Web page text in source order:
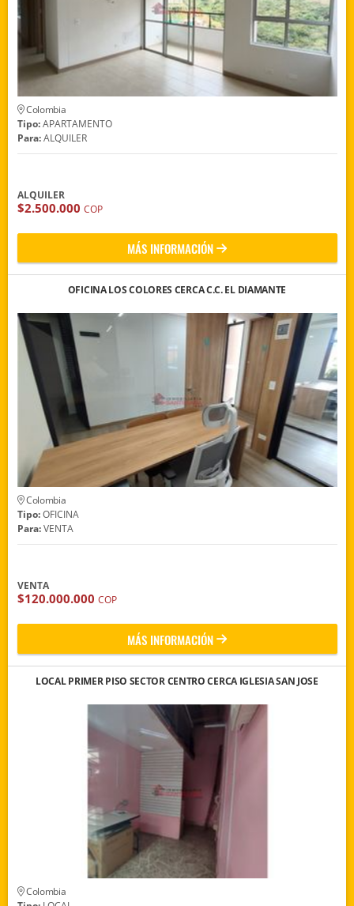
Colombia
Tipo:APARTAMENTO
Para:ALQUILER
ALQUILER
$2.500.000 COP
MÁS INFORMACIÓN
OFICINA LOS COLORES CERCA C.C. EL DIAMANTE
Colombia
Tipo:OFICINA
Para:VENTA
VENTA
$120.000.000 COP
MÁS INFORMACIÓN
LOCAL PRIMER PISO SECTOR CENTRO CERCA IGLESIA SAN JOSE
Colombia